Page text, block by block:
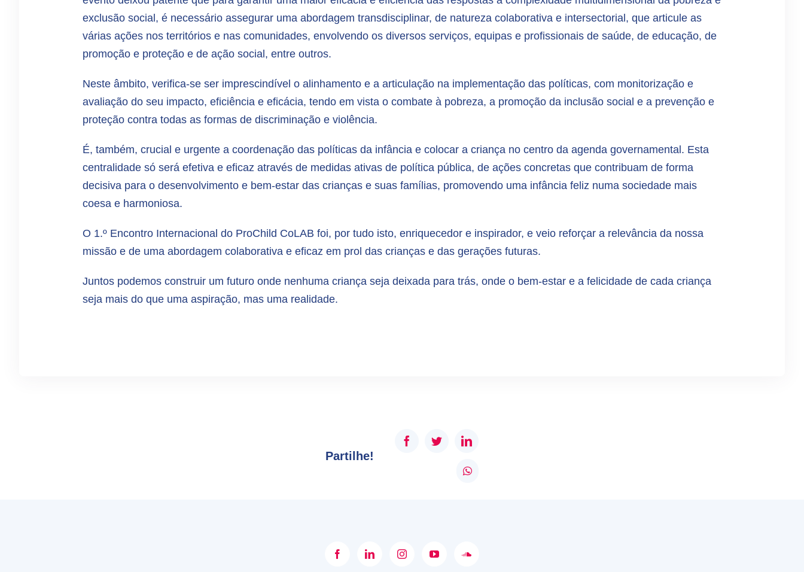
exclusão social, é necessário assegurar uma abordagem transdisciplinar, de natureza colaborativa e intersectorial, que articule as
várias ações nos territórios e nas comunidades, envolvendo os diversos serviços, equipas e profissionais de saúde, de educação, de
promoção e proteção e de ação social, entre outros.
Neste âmbito, verifica-se ser imprescindível o alinhamento e a articulação na implementação das políticas, com monitorização e
avaliação do seu impacto, eficiência e eficácia, tendo em vista o combate à pobreza, a promoção da inclusão social e a prevenção e
proteção contra todas as formas de discriminação e violência.
É, também, crucial e urgente a coordenação das políticas da infância e colocar a criança no centro da agenda governamental. Esta
centralidade só será efetiva e eficaz através de medidas ativas de política pública, de ações concretas que contribuam de forma
decisiva para o desenvolvimento e bem-estar das crianças e suas famílias, promovendo uma infância feliz numa sociedade mais
coesa e harmoniosa.
O 1.º Encontro Internacional do ProChild CoLAB foi, por tudo isto, enriquecedor e inspirador, e veio reforçar a relevância da nossa
missão e de uma abordagem colaborativa e eficaz em prol das crianças e das gerações futuras.
Juntos podemos construir um futuro onde nenhuma criança seja deixada para trás, onde o bem-estar e a felicidade de cada criança
seja mais do que uma aspiração, mas uma realidade.
Partilhe!
FacebookTwitterLinkedIn
WhatsApp